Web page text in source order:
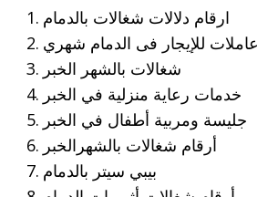
ارقام دلالات شغالات بالدمام
عاملات للإيجار فى الدمام شهري
شغالات بالشهر الخبر
خدمات رعاية منزلية في الخبر
جليسة ومربية أطفال في الخبر
أرقام شغالات بالشهرالخبر
بيبي سيتر بالدمام